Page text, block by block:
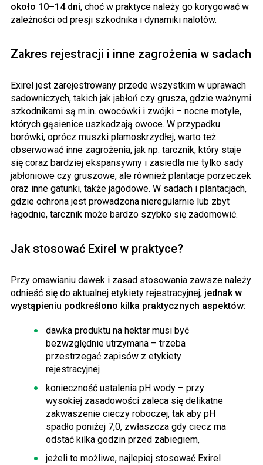
około 10–14 dni, choć w praktyce należy go korygować w
zależności od presji szkodnika i dynamiki nalotów.
Zakres rejestracji i inne zagrożenia w sadach
Exirel jest zarejestrowany przede wszystkim w uprawach
sadowniczych, takich jak jabłoń czy grusza, gdzie ważnymi
szkodnikami są m.in. owocówki i zwójki – nocne motyle,
których gąsienice uszkadzają owoce. W przypadku
borówki, oprócz muszki plamoskrzydłej, warto też
obserwować inne zagrożenia, jak np. tarcznik, który staje
się coraz bardziej ekspansywny i zasiedla nie tylko sady
jabłoniowe czy gruszowe, ale również plantacje porzeczek
oraz inne gatunki, także jagodowe. W sadach i plantacjach,
gdzie ochrona jest prowadzona nieregularnie lub zbyt
łagodnie, tarcznik może bardzo szybko się zadomowić.
Jak stosować Exirel w praktyce?
Przy omawianiu dawek i zasad stosowania zawsze należy
odnieść się do aktualnej etykiety rejestracyjnej, jednak w
wystąpieniu podkreślono kilka praktycznych aspektów:
dawka produktu na hektar musi być
bezwzględnie utrzymana – trzeba
przestrzegać zapisów z etykiety
rejestracyjnej
konieczność ustalenia pH wody – przy
wysokiej zasadowości zaleca się delikatne
zakwaszenie cieczy roboczej, tak aby pH
spadło poniżej 7,0, zwłaszcza gdy ciecz ma
odstać kilka godzin przed zabiegiem,
jeżeli to możliwe, najlepiej stosować Exirel